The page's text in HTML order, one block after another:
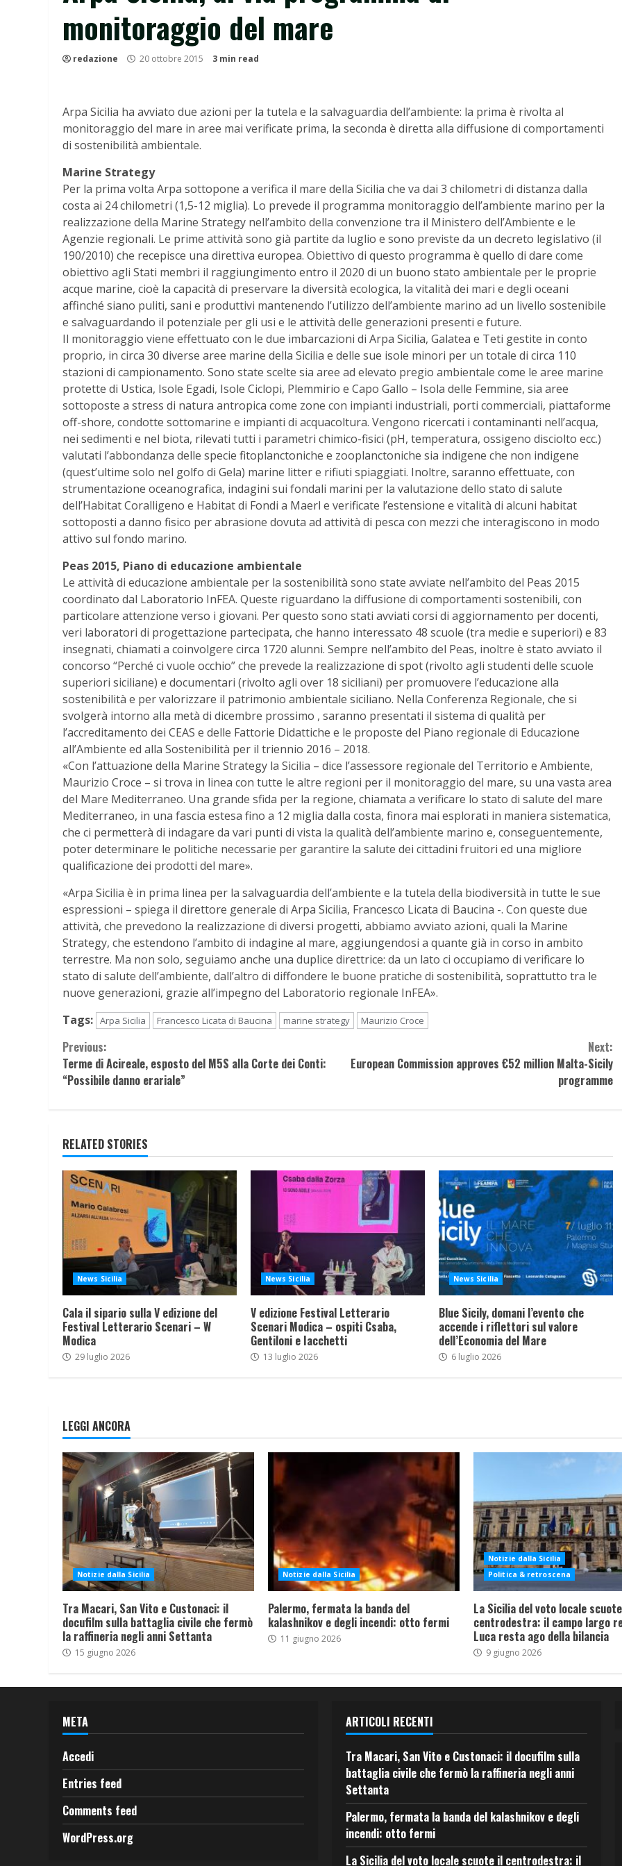
monitoraggio del mare
redazione 20 ottobre 2015 3 min read
Arpa Sicilia ha avviato due azioni per la tutela e la salvaguardia dell’ambiente: la prima è rivolta al
monitoraggio del mare in aree mai verificate prima, la seconda è diretta alla diffusione di comportamenti
di sostenibilità ambientale.
Marine Strategy
Per la prima volta Arpa sottopone a verifica il mare della Sicilia che va dai 3 chilometri di distanza dalla
costa ai 24 chilometri (1,5-12 miglia). Lo prevede il programma monitoraggio dell’ambiente marino per la
realizzazione della Marine Strategy nell’ambito della convenzione tra il Ministero dell’Ambiente e le
Agenzie regionali. Le prime attività sono già partite da luglio e sono previste da un decreto legislativo (il
190/2010) che recepisce una direttiva europea. Obiettivo di questo programma è quello di dare come
obiettivo agli Stati membri il raggiungimento entro il 2020 di un buono stato ambientale per le proprie
acque marine, cioè la capacità di preservare la diversità ecologica, la vitalità dei mari e degli oceani
affinché siano puliti, sani e produttivi mantenendo l’utilizzo dell’ambiente marino ad un livello sostenibile
e salvaguardando il potenziale per gli usi e le attività delle generazioni presenti e future.
Il monitoraggio viene effettuato con le due imbarcazioni di Arpa Sicilia, Galatea e Teti gestite in conto
proprio, in circa 30 diverse aree marine della Sicilia e delle sue isole minori per un totale di circa 110
stazioni di campionamento. Sono state scelte sia aree ad elevato pregio ambientale come le aree marine
protette di Ustica, Isole Egadi, Isole Ciclopi, Plemmirio e Capo Gallo – Isola delle Femmine, sia aree
sottoposte a stress di natura antropica come zone con impianti industriali, porti commerciali, piattaforme
off-shore, condotte sottomarine e impianti di acquacoltura. Vengono ricercati i contaminanti nell’acqua,
nei sedimenti e nel biota, rilevati tutti i parametri chimico-fisici (pH, temperatura, ossigeno disciolto ecc.)
valutati l’abbondanza delle specie fitoplanctoniche e zooplanctoniche sia indigene che non indigene
(quest’ultime solo nel golfo di Gela) marine litter e rifiuti spiaggiati. Inoltre, saranno effettuate, con
strumentazione oceanografica, indagini sui fondali marini per la valutazione dello stato di salute
dell’Habitat Coralligeno e Habitat di Fondi a Maerl e verificate l’estensione e vitalità di alcuni habitat
sottoposti a danno fisico per abrasione dovuta ad attività di pesca con mezzi che interagiscono in modo
attivo sul fondo marino.
Peas 2015, Piano di educazione ambientale
Le attività di educazione ambientale per la sostenibilità sono state avviate nell’ambito del Peas 2015
coordinato dal Laboratorio InFEA. Queste riguardano la diffusione di comportamenti sostenibili, con
particolare attenzione verso i giovani. Per questo sono stati avviati corsi di aggiornamento per docenti,
veri laboratori di progettazione partecipata, che hanno interessato 48 scuole (tra medie e superiori) e 83
insegnati, chiamati a coinvolgere circa 1720 alunni. Sempre nell’ambito del Peas, inoltre è stato avviato il
concorso “Perché ci vuole occhio” che prevede la realizzazione di spot (rivolto agli studenti delle scuole
superiori siciliane) e documentari (rivolto agli over 18 siciliani) per promuovere l’educazione alla
sostenibilità e per valorizzare il patrimonio ambientale siciliano. Nella Conferenza Regionale, che si
svolgerà intorno alla metà di dicembre prossimo , saranno presentati il sistema di qualità per
l’accreditamento dei CEAS e delle Fattorie Didattiche e le proposte del Piano regionale di Educazione
all’Ambiente ed alla Sostenibilità per il triennio 2016 – 2018.
«Con l’attuazione della Marine Strategy la Sicilia – dice l’assessore regionale del Territorio e Ambiente,
Maurizio Croce – si trova in linea con tutte le altre regioni per il monitoraggio del mare, su una vasta area
del Mare Mediterraneo. Una grande sfida per la regione, chiamata a verificare lo stato di salute del mare
Mediterraneo, in una fascia estesa fino a 12 miglia dalla costa, finora mai esplorati in maniera sistematica,
che ci permetterà di indagare da vari punti di vista la qualità dell’ambiente marino e, conseguentemente,
poter determinare le politiche necessarie per garantire la salute dei cittadini fruitori ed una migliore
qualificazione dei prodotti del mare».
«Arpa Sicilia è in prima linea per la salvaguardia dell’ambiente e la tutela della biodiversità in tutte le sue
espressioni – spiega il direttore generale di Arpa Sicilia, Francesco Licata di Baucina -. Con queste due
attività, che prevedono la realizzazione di diversi progetti, abbiamo avviato azioni, quali la Marine
Strategy, che estendono l’ambito di indagine al mare, aggiungendosi a quante già in corso in ambito
terrestre. Ma non solo, seguiamo anche una duplice direttrice: da un lato ci occupiamo di verificare lo
stato di salute dell’ambiente, dall’altro di diffondere le buone pratiche di sostenibilità, soprattutto tra le
nuove generazioni, grazie all’impegno del Laboratorio regionale InFEA».
Tags: Arpa Sicilia Francesco Licata di Baucina marine strategy Maurizio Croce
Continue
Reading
Previous:
Terme di Acireale, esposto del M5S alla Corte dei Conti:
“Possibile danno erariale”
Next:
European Commission approves €52 million Malta-Sicily
programme
RELATED STORIES
News Sicilia
Cala il sipario sulla V edizione del
Festival Letterario Scenari – W
Modica
29 luglio 2026
News Sicilia
V edizione Festival Letterario
Scenari Modica – ospiti Csaba,
Gentiloni e Iacchetti
13 luglio 2026
News Sicilia
Blue Sicily, domani l’evento che
accende i riflettori sul valore
dell’Economia del Mare
6 luglio 2026
LEGGI ANCORA
Notizie dalla Sicilia
Tra Macari, San Vito e Custonaci: il
docufilm sulla battaglia civile che fermò
la raffineria negli anni Settanta
15 giugno 2026
Notizie dalla Sicilia
Palermo, fermata la banda del
kalashnikov e degli incendi: otto fermi
11 giugno 2026
Notizie dalla Sicilia
Politica & retroscena
La Sicilia del voto locale
centrodestra: il campo largo
Luca resta ago della bilancia
9 giugno 2026
META
Accedi
Entries feed
Comments feed
WordPress.org
ARTICOLI RECENTI
Tra Macari, San Vito e Custonaci: il docufilm sulla
battaglia civile che fermò la raffineria negli anni
Settanta
Palermo, fermata la banda del kalashnikov e degli
incendi: otto fermi
La Sicilia del voto locale scuote il centrodestra: il